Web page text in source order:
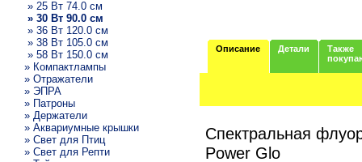
» 25 Вт 74.0 см
» 30 Вт 90.0 см
» 36 Вт 120.0 см
» 38 Вт 105.0 см
» 58 Вт 150.0 см
» Компактлампы
» Отражатели
» ЭПРА
» Патроны
» Держатели
» Аквариумные крышки
» Свет для Птиц
» Свет для Репти
Описание Детали
Также
Спектральная
Power Glo